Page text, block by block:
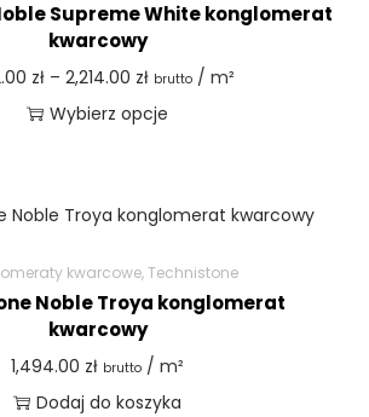
Supreme White konglomerat
kwarcowy
zł – 2,214.00 zł brutto/ m²
Wybierz opcje
kwarcowe,Technistone
Noble Troya konglomerat
kwarcowy
1,494.00 zł brutto / m²
Dodaj do koszyka